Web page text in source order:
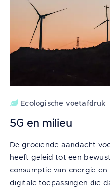
Ecologische voetafdruk
5G en milieu
De groeiende aandacht
heeft geleid tot een
consumptie van energie
digitale toepassingen die